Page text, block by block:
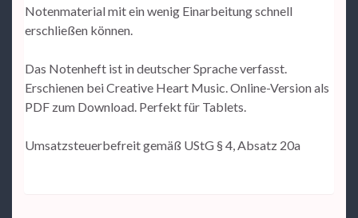
Notenmaterial mit ein wenig Einarbeitung schnell
erschließen können.
Das Notenheft ist in deutscher Sprache verfasst.
Erschienen bei Creative Heart Music. Online-Version als
PDF zum Download. Perfekt für Tablets.
Umsatzsteuerbefreit gemäß UStG § 4, Absatz 20a